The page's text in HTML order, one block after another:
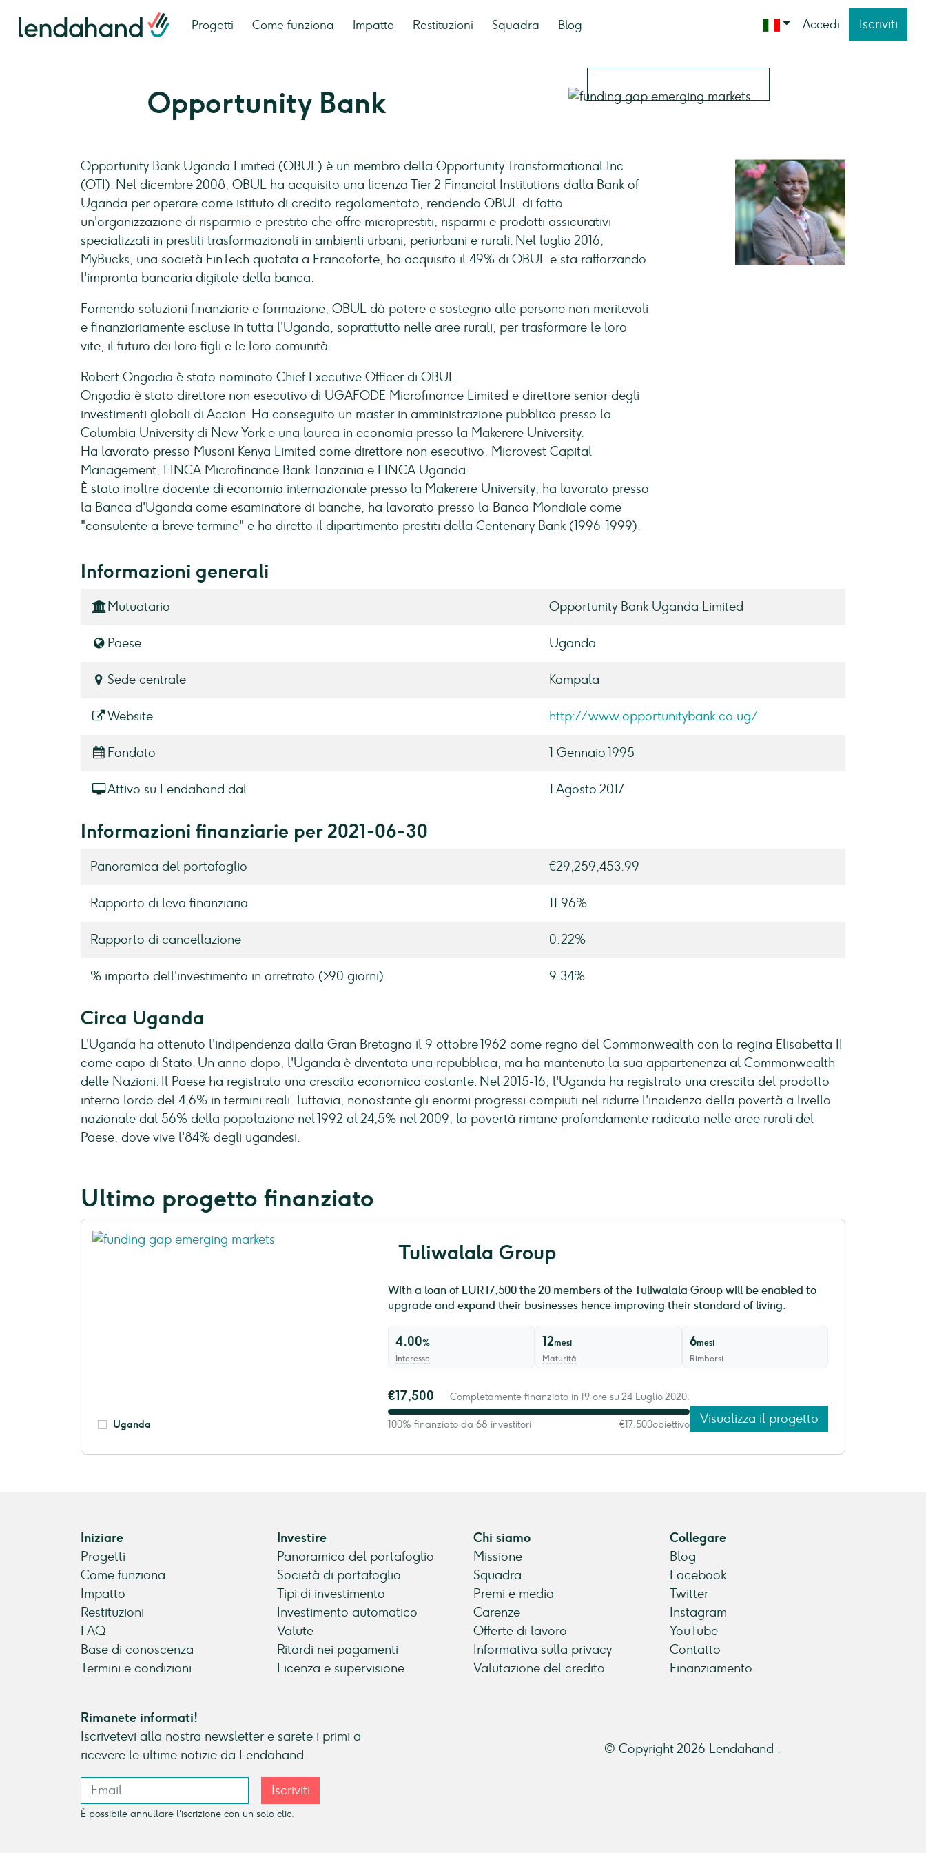
Progetti Come funziona Impatto Restituzioni Squadra Blog Accedi Iscriviti
Opportunity Bank
Opportunity Bank Uganda Limited (OBUL) è un membro della Opportunity Transformational Inc
(OTI). Nel dicembre 2008, OBUL ha acquisito una licenza Tier 2 Financial Institutions dalla Bank of
Uganda per operare come istituto di credito regolamentato, rendendo OBUL di fatto
un'organizzazione di risparmio e prestito che offre microprestiti, risparmi e prodotti assicurativi
specializzati in prestiti trasformazionali in ambienti urbani, periurbani e rurali. Nel luglio 2016,
MyBucks, una società FinTech quotata a Francoforte, ha acquisito il 49% di OBUL e sta rafforzando
l'impronta bancaria digitale della banca.
Fornendo soluzioni finanziarie e formazione, OBUL dà potere e sostegno alle persone non meritevoli
e finanziariamente escluse in tutta l'Uganda, soprattutto nelle aree rurali, per trasformare le loro
vite, il futuro dei loro figli e le loro comunità.
Robert Ongodia è stato nominato Chief Executive Officer di OBUL.
Ongodia è stato direttore non esecutivo di UGAFODE Microfinance Limited e direttore senior degli
investimenti globali di Accion. Ha conseguito un master in amministrazione pubblica presso la
Columbia University di New York e una laurea in economia presso la Makerere University.
Ha lavorato presso Musoni Kenya Limited come direttore non esecutivo, Microvest Capital
Management, FINCA Microfinance Bank Tanzania e FINCA Uganda.
È stato inoltre docente di economia internazionale presso la Makerere University, ha lavorato presso
la Banca d'Uganda come esaminatore di banche, ha lavorato presso la Banca Mondiale come
"consulente a breve termine" e ha diretto il dipartimento prestiti della Centenary Bank (1996-1999).
Informazioni generali
Mutuatario Opportunity Bank Uganda Limited
Paese Uganda
Sede centrale Kampala
Website http://www.opportunitybank.co.ug/
Fondato 1 Gennaio 1995
Attivo su Lendahand dal 1 Agosto 2017
Informazioni finanziarie per 2021-06-30
Panoramica del portafoglio €29,259,453.99
Rapporto di leva finanziaria 11.96%
Rapporto di cancellazione 0.22%
% importo dell'investimento in arretrato (>90 giorni) 9.34%
Circa Uganda
L'Uganda ha ottenuto l'indipendenza dalla Gran Bretagna il 9 ottobre 1962 come regno del Commonwealth con la regina Elisabetta II
come capo di Stato. Un anno dopo, l'Uganda è diventata una repubblica, ma ha mantenuto la sua appartenenza al Commonwealth
delle Nazioni. Il Paese ha registrato una crescita economica costante. Nel 2015-16, l'Uganda ha registrato una crescita del prodotto
interno lordo del 4,6% in termini reali. Tuttavia, nonostante gli enormi progressi compiuti nel ridurre l'incidenza della povertà a livello
nazionale dal 56% della popolazione nel 1992 al 24,5% nel 2009, la povertà rimane profondamente radicata nelle aree rurali del
Paese, dove vive l'84% degli ugandesi.
Ultimo progetto finanziato
Uganda
Tuliwalala Group
With a loan of EUR 17,500 the 20 members of the Tuliwalala Group will be enabled to
upgrade and expand their businesses hence improving their standard of living.
4.00%
Interesse
12mesi
Maturità
6mesi
Rimborsi
€17,500 Completamente finanziato in 19 ore su 24 Luglio 2020.
100% finanziato da 68 investitori €17,500obiettivo Visualizza il progetto
Iniziare
Progetti
Come funziona
Impatto
Restituzioni
FAQ
Base di conoscenza
Termini e condizioni
Investire
Panoramica del portafoglio
Società di portafoglio
Tipi di investimento
Investimento automatico
Valute
Ritardi nei pagamenti
Licenza e supervisione
Chi siamo
Missione
Squadra
Premi e media
Carenze
Offerte di lavoro
Informativa sulla privacy
Valutazione del credito
Collegare
Blog
Facebook
Twitter
Instagram
YouTube
Contatto
Finanziamento
Rimanete informati!
Iscrivetevi alla nostra newsletter e sarete i primi a
ricevere le ultime notizie da Lendahand.
Iscriviti
È possibile annullare l'iscrizione con un solo clic.
© Copyright 2026 Lendahand .